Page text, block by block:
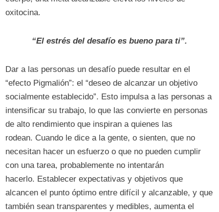
oxitocina.
“El estrés del desafío es bueno para ti”.
Dar a las personas un desafío puede resultar en el
“efecto Pigmalión”: el “deseo de alcanzar un objetivo
socialmente establecido”. Esto impulsa a las personas a
intensificar su trabajo, lo que las convierte en personas
de alto rendimiento que inspiran a quienes las
rodean. Cuando le dice a la gente, o sienten, que no
necesitan hacer un esfuerzo o que no pueden cumplir
con una tarea, probablemente no intentarán
hacerlo. Establecer expectativas y objetivos que
alcancen el punto óptimo entre difícil y alcanzable, y que
también sean transparentes y medibles, aumenta el